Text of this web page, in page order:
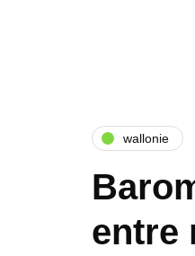
wallonie
entre